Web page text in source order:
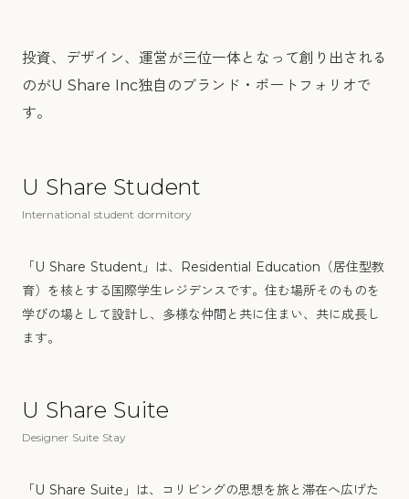
投資、デザイン、運営が三位一体となって創り出される
のがU Share Inc独自のブランド・ポートフォリオで
す。
U Share Student
International student dormitory
「U Share Student」は、Residential Education（居住型教
育）を核とする国際学生レジデンスです。住む場所そのものを
学びの場として設計し、多様な仲間と共に住まい、共に成長し
ます。
U Share Suite
Designer Suite Stay
「U Share Suite」は、コリビングの思想を旅と滞在へ広げた